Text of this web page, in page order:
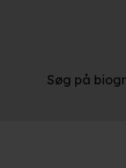
Søg på